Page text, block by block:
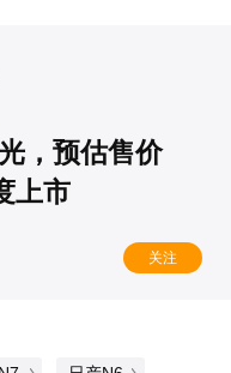
，预估售价
上市
关注